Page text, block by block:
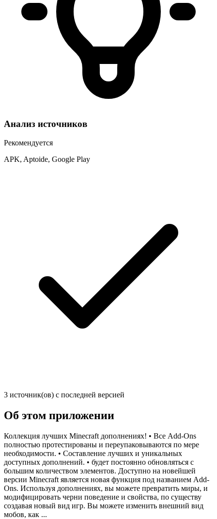
Анализ источников
Рекомендуется
APK, Aptoide, Google Play
3 источник(ов) с последней версией
Об этом приложении
Коллекция лучших Minecraft дополнениях! • Все Add-Ons
полностью протестированы и переупаковываются по мере
необходимости. • Составление лучших и уникальных
доступных дополнений. • будет постоянно обновляться с
большим количеством элементов. Доступно на новейшей
версии Minecraft является новая функция под названием Add-
Ons. Используя дополнениях, вы можете превратить миры, и
модифицировать черни поведение и свойства, по существу
создавая новый вид игр. Вы можете изменить внешний вид
мобов, как ...